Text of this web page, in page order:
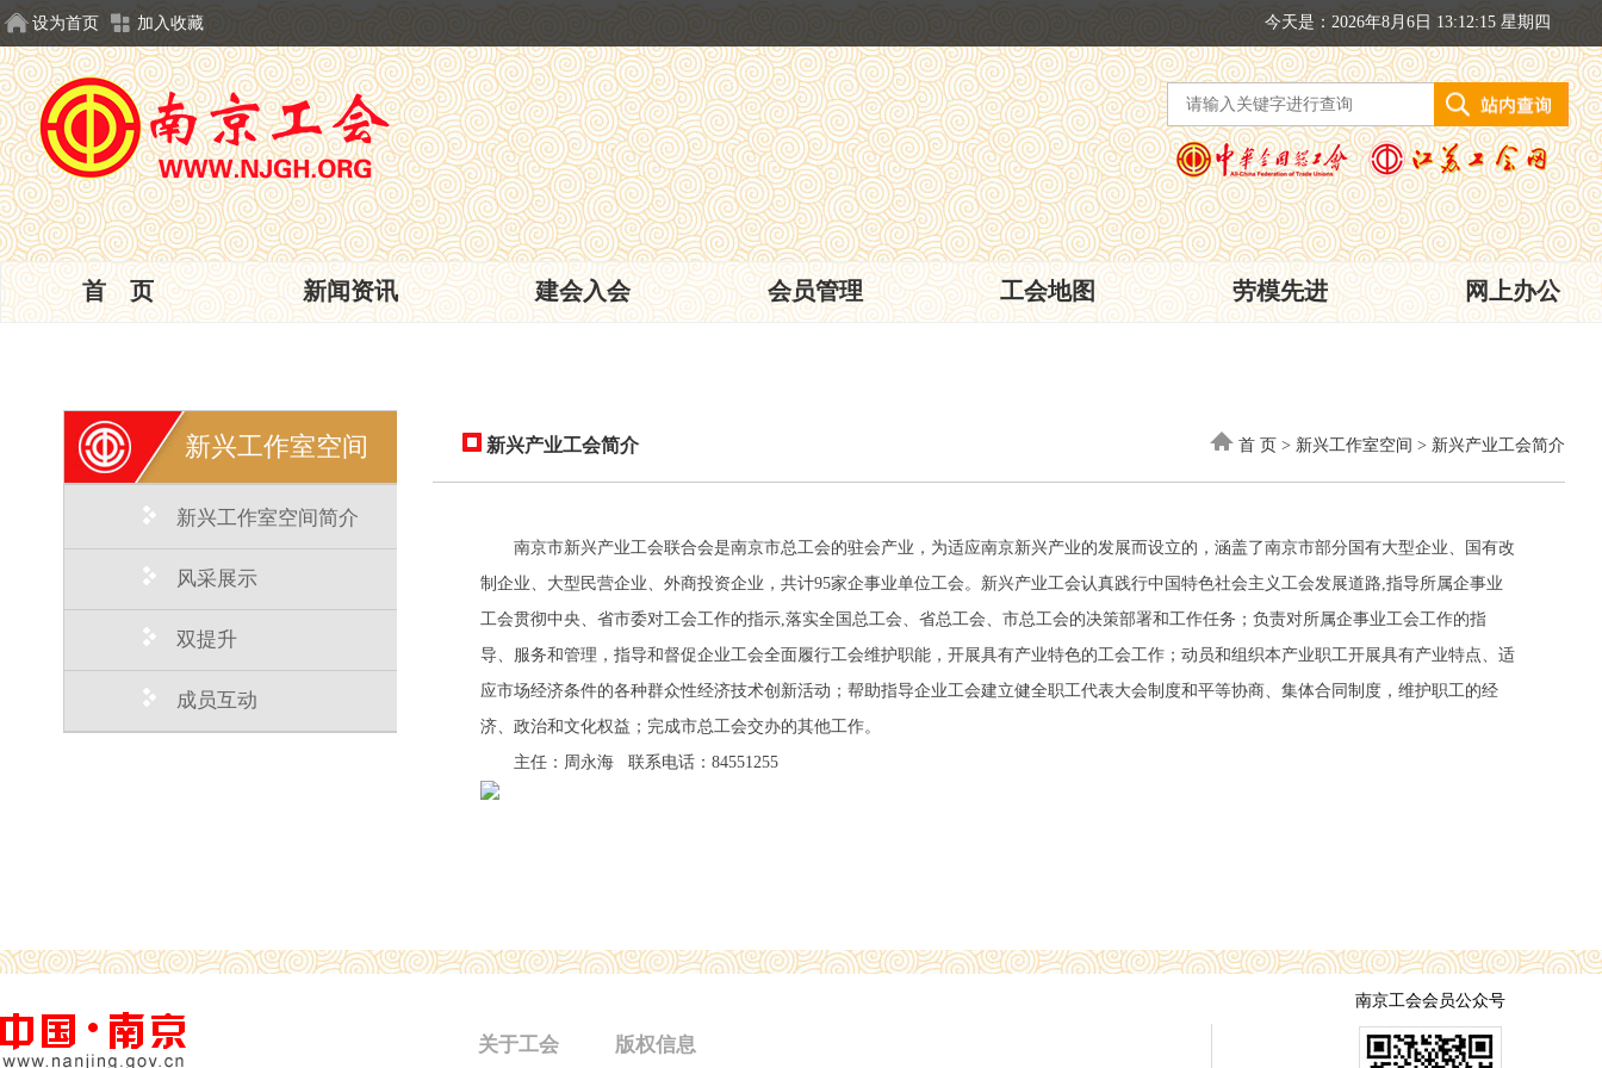
设为首页 加入收藏 今天是：2026年8月6日 13:12:16 星期四
首 页 新闻资讯 建会入会 会员管理 工会地图 劳模先进 网上办公
新兴产业工会简介 首 页 > 新兴工作室空间 > 新兴产业工会简介
南京市新兴产业工会联合会是南京市总工会的驻会产业，为适应南京新兴产业的发展而设立的，涵盖了南京市部分国有大型企业、国有改
制企业、大型民营企业、外商投资企业，共计95家企事业单位工会。新兴产业工会认真践行中国特色社会主义工会发展道路,指导所属企事业
工会贯彻中央、省市委对工会工作的指示,落实全国总工会、省总工会、市总工会的决策部署和工作任务；负责对所属企事业工会工作的指
导、服务和管理，指导和督促企业工会全面履行工会维护职能，开展具有产业特色的工会工作；动员和组织本产业职工开展具有产业特点、适
应市场经济条件的各种群众性经济技术创新活动；帮助指导企业工会建立健全职工代表大会制度和平等协商、集体合同制度，维护职工的经
济、政治和文化权益；完成市总工会交办的其他工作。
主任：周永海 联系电话：84551255
新兴工作室空间
新兴工作室空间简介
风采展示
双提升
成员互动
关于工会 版权信息
南京工会会员公众号